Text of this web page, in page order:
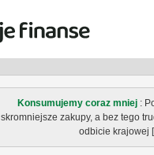
Konsumujemy coraz mniej :
skromniejsze zakupy, a bez tego
odbicie krajowej